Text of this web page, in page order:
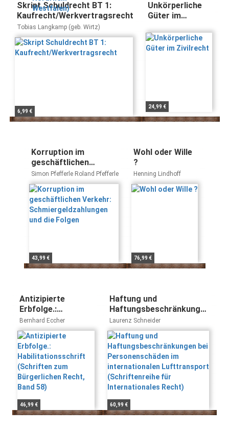
Skript Schuldrecht BT 1:
Kaufrecht/Werkvertragsrecht
Tobias Langkamp (geb. Wirtz)
6,99 €
Unkörperliche
Güter im
24,99 €
Korruption im
geschäftlichen
Verkehr:
Schmiergeldzahlungen
und die Folgen
Simon Pfefferle Roland Pfefferle
43,99 €
Wohl oder Wille
?
Henning Lindhoff
76,99 €
Antizipierte
Erbfolge.:
Habilitationsschrift
(Schriften zum
Bürgerlichen Recht,
Band 58)
Bernhard Eccher
46,99 €
Haftung und
Haftungsbeschränkungen
bei Personenschäden im
internationalen
Lufttransport
(Schriftenreihe für
Internationales Recht)
Laurenz Schneider
60,99 €